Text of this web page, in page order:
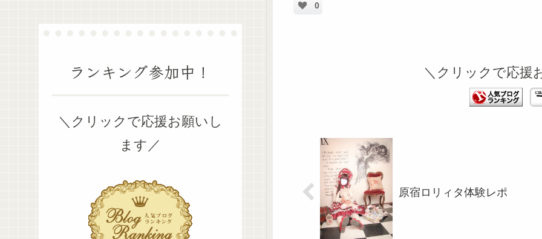
0
＼クリックで応援
原宿ロリィタ体験レポ
ランキング参加中！
＼クリックで応援お願いし
ます／